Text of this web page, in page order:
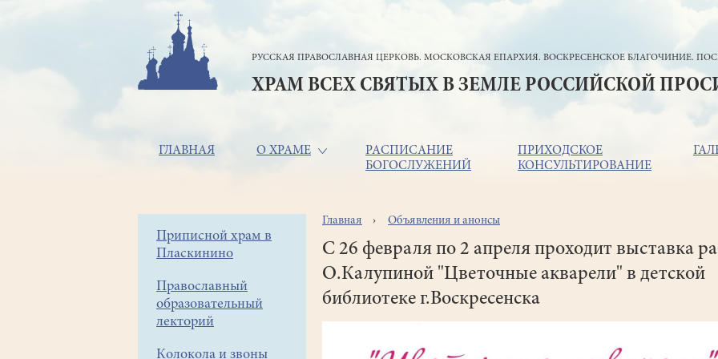
РУССКАЯ ПРАВОСЛАВНАЯ ЦЕРКОВЬ. МОСКОВСКАЯ ЕПАРХИЯ. ВОСКРЕСЕНСКОЕ БЛАГОЧИНИЕ.
ХРАМ ВСЕХ СВЯТЫХ В ЗЕМЛЕ РОССИЙСКОЙ
Основная
ГЛАВНАЯ О ХРАМЕ
РАСПИСАНИЕ
БОГОСЛУЖЕНИЙ
ПРИХОДСКОЕ
КОНСУЛЬТИРОВАНИЕ
Боковое
меню
Приписной храм в
Пласкинино
Православный
образовательный
лекторий
Колокола и звоны
Строка
навигации
Главная Объявления и анонсы
С 26 февраля по 2 апреля проходит выставка
О.Калупиной "Цветочные акварели" в детской
библиотеке г.Воскресенска